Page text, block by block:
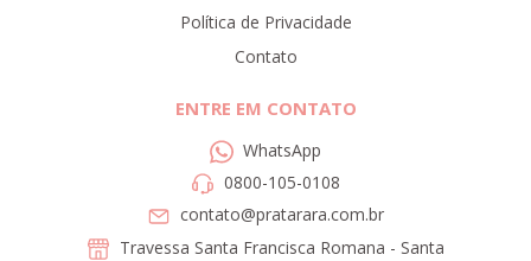
Política de Privacidade
Contato
ENTRE EM CONTATO
WhatsApp
0800-105-0108
contato@pratarara.com.br
Travessa Santa Francisca Romana - Santa